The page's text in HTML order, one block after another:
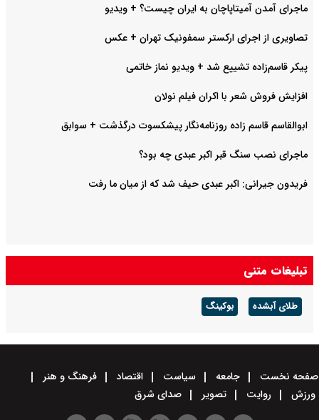
ماجرای آمدن آمیتاپاچان به ایران چیست؟ + ویدیو
تصاویری از اجرای ارکستر سمفونیک تهران +‌ عکس
پیکر قاسم‌زاده تشییع شد + ویدیو نماز خاتمی
افزایش فروش شعر با اکران فیلم نولان
ابوالقاسم قاسم زاده روزنامه‌نگار پیشکسوت درگذشت + سوابق
ماجرای نصب سنگ قبر اکبر عبدی چه بود؟
فریدون جیرانی: اکبر عبدی حیف شد که از میان ما رفت
تبلیغات متنی
طلای آبشده بوکینگ
صفحه نخست جامعه سیاست اقتصاد
فرهنگ و هنر
ورزش
روایت تصویر صدای شرق